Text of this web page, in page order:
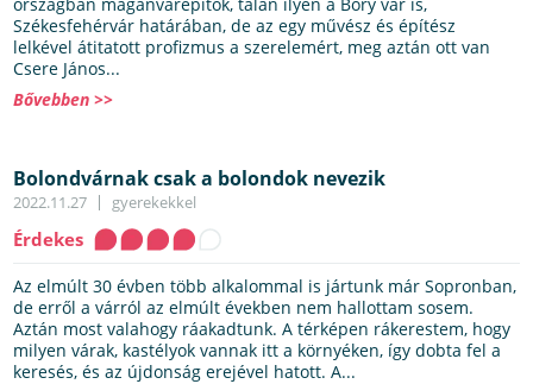
Székesfehérvár határában, de az egy művész és építész
lelkével átitatott profizmus a szerelemért, meg aztán ott van
Csere János...
Bővebben >>
Bolondvárnak csak a bolondok nevezik
2022.11.27 gyerekekkel
Érdekes
Az elmúlt 30 évben több alkalommal is jártunk már Sopronban,
de erről a várról az elmúlt években nem hallottam sosem.
Aztán most valahogy ráakadtunk. A térképen rákerestem, hogy
milyen várak, kastélyok vannak itt a környéken, így dobta fel a
keresés, és az újdonság erejével hatott. A...